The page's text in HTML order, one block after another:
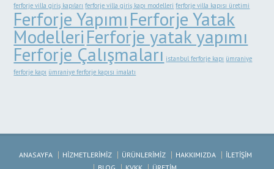
ferforje villa giriş kapıları ferforje villa giriş kapı modelleri ferforje villa kapısı üretimi
Ferforje YapımıFerforje Yatak
ModelleriFerforje yatak yapımı
Ferforje Çalışmaları istanbul ferforje kapı ümraniye
ferforje kapı ümraniye ferforje kapısı imalatı
ANASAYFA HİZMETLERİMİZ ÜRÜNLERİMİZ HAKKIMIZDA
İLETİŞİM